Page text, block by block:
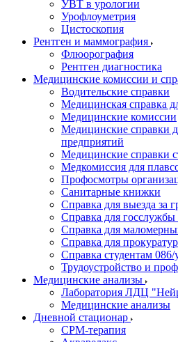
УВТ в урологии
Урофлоуметрия
Цистоскопия
Рентген и маммография
Флюорография
Рентген диагностика
Медицинские комиссии и
Водительские справки
Медицинская справка
Медицинские комиссии
Медицинские справки
предприятий
Медицинские справки
Медкомиссия для
Профосмотры
Санитарные книжки
Справка для выезда за
Справка для
Справка для
Справка для
Справка студентам 086/
Трудоустройство и
Медицинские анализы
Лаборатория ЛДЦ
Медицинские анализы
Дневной стационар
CPM-терапия